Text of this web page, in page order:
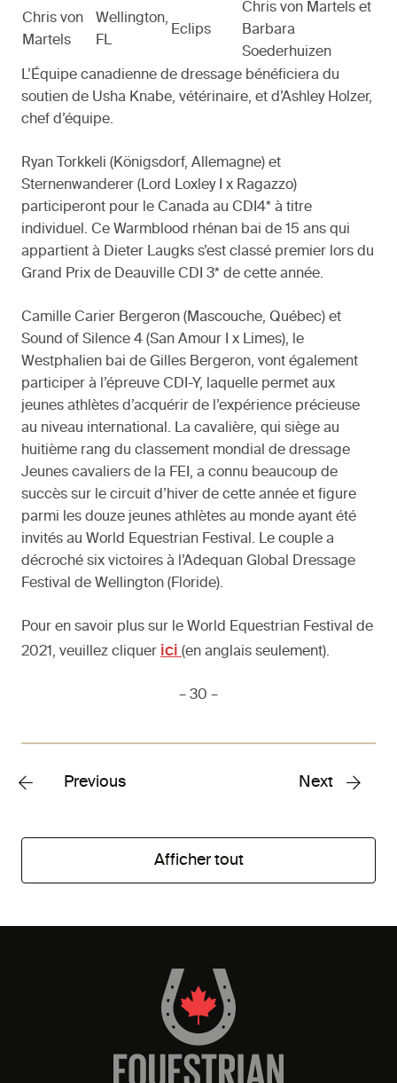
Chris von
Martels
Wellington,
FL
Eclips
Chris von Martels et
Barbara
Soederhuizen
L’Équipe canadienne de dressage bénéficiera du
soutien de Usha Knabe, vétérinaire, et d’Ashley Holzer,
chef d’équipe.
Ryan Torkkeli (Königsdorf, Allemagne) et
Sternenwanderer (Lord Loxley I x Ragazzo)
participeront pour le Canada au CDI4* à titre
individuel. Ce Warmblood rhénan bai de 15 ans qui
appartient à Dieter Laugks s’est classé premier lors du
Grand Prix de Deauville CDI 3* de cette année.
Camille Carier Bergeron (Mascouche, Québec) et
Sound of Silence 4 (San Amour I x Limes), le
Westphalien bai de Gilles Bergeron, vont également
participer à l’épreuve CDI-Y, laquelle permet aux
jeunes athlètes d’acquérir de l’expérience précieuse
au niveau international. La cavalière, qui siège au
huitième rang du classement mondial de dressage
Jeunes cavaliers de la FEI, a connu beaucoup de
succès sur le circuit d’hiver de cette année et figure
parmi les douze jeunes athlètes au monde ayant été
invités au World Equestrian Festival. Le couple a
décroché six victoires à l’Adequan Global Dressage
Festival de Wellington (Floride).
Pour en savoir plus sur le World Equestrian Festival de
2021, veuillez cliquer ici (en anglais seulement).
– 30 –
Previous Next
Afficher tout